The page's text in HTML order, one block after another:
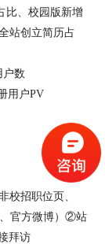
比、校园版新增
站创立简历占
户数
用户PV
校招职位页、
、官方微博）②站
拜访